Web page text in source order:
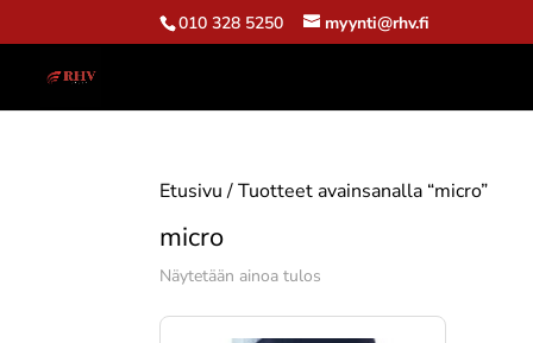
010 328 5250 myynti@rhv.fi
Etusivu/ Tuotteet avainsanalla “micro”
micro
Näytetään ainoa tulos